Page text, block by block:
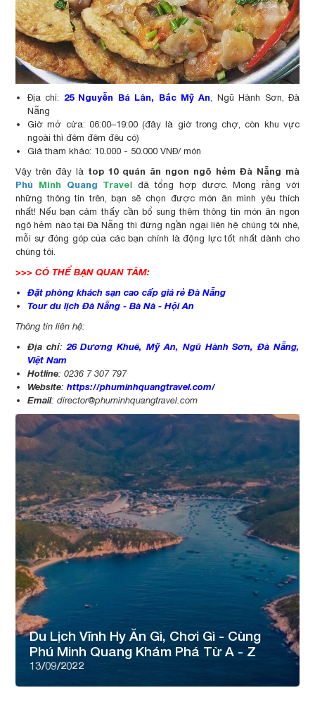
Địa chỉ: 25 Nguyễn Bá Lân, Bắc Mỹ An , Ngũ Hành Sơn, Đà
Nẵng
Giờ mở cửa: 06:00–19:00 (đây là giờ trong chợ, còn khu vực
ngoài thì đêm đêm đêu có)
Giá tham khảo: 10.000 - 50.000 VNĐ/ món
Vậy trên đây là top 10 quán ăn ngon ngõ hẻm Đà Nẵng mà
Phú Minh Quang Travel đã tổng hợp được. Mong rằng với
những thông tin trên, bạn sẽ chọn được món ăn mình yêu thích
nhất! Nếu bạn cảm thấy cần bổ sung thêm thông tin món ăn ngon
ngõ hẻm nào tại Đà Nẵng thì đừng ngần ngại liên hệ chúng tôi nhé,
mỗi sự đóng góp của các bạn chính là động lực tốt nhất dành cho
chúng tôi.
>>> CÓ THỂ BẠN QUAN TÂM:
Đặt phòng khách sạn cao cấp giá rẻ Đà Nẵng
Tour du lịch Đà Nẵng - Bà Nà - Hội An
Thông tin liên hệ:
Địa chỉ:26 Dương Khuê, Mỹ An, Ngũ Hành Sơn, Đà Nẵng,
Việt Nam
Hotline: 0236 7 307 797
Website: https://phuminhquangtravel.com/
Email: director@phuminhquangtravel.com
Du Lịch Vĩnh Hy Ăn Gì, Chơi Gì - Cùng
Phú Minh Quang Khám Phá Từ A - Z
13/09/2022